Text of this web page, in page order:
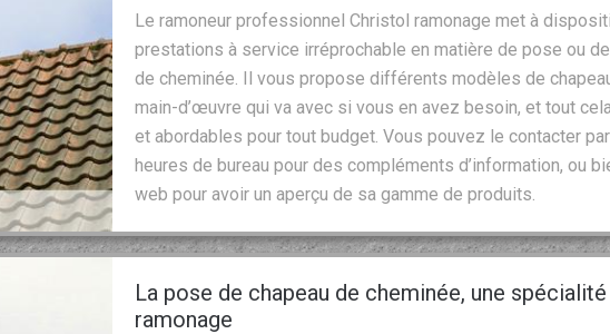
Le ramoneur professionnel Christol ramonage met à
prestations à service irréprochable en matière de pose ou
de cheminée. Il vous propose différents modèles de
main-d’œuvre qui va avec si vous en avez besoin, et tout
et abordables pour tout budget. Vous pouvez le contacter
heures de bureau pour des compléments d’information, ou
web pour avoir un aperçu de sa gamme de produits.
La pose de chapeau de cheminée, une
ramonage